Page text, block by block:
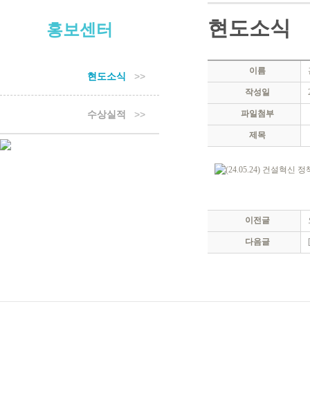
홍보센터
현도소식 >>
수상실적 >>
현도소식
이름
작성일
파일첨부
제목
이전글
다음글